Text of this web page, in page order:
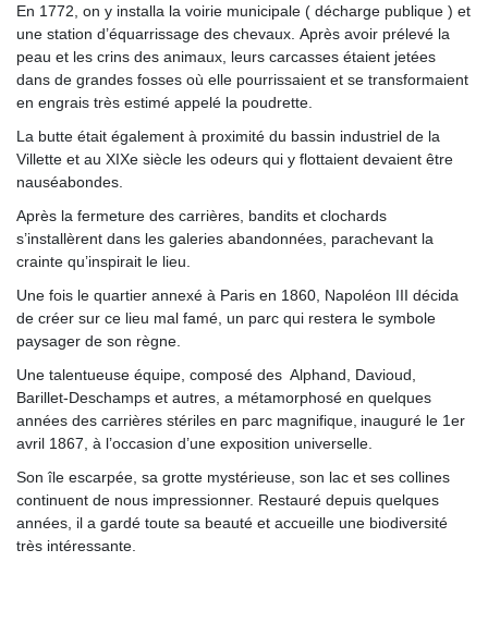
En 1772, on y installa la voirie municipale ( décharge publique ) et
une station d’équarrissage des chevaux. Après avoir prélevé la
peau et les crins des animaux, leurs carcasses étaient jetées
dans de grandes fosses où elle pourrissaient et se transformaient
en engrais très estimé appelé la poudrette.
La butte était également à proximité du bassin industriel de la
Villette et au XIXe siècle les odeurs qui y flottaient devaient être
nauséabondes.
Après la fermeture des carrières, bandits et clochards
s’installèrent dans les galeries abandonnées, parachevant la
crainte qu’inspirait le lieu.
Une fois le quartier annexé à Paris en 1860, Napoléon III décida
de créer sur ce lieu mal famé, un parc qui restera le symbole
paysager de son règne.
Une talentueuse équipe, composé des Alphand, Davioud,
Barillet-Deschamps et autres, a métamorphosé en quelques
années des carrières stériles en parc magnifique, inauguré le 1er
avril 1867, à l’occasion d’une exposition universelle.
Son île escarpée, sa grotte mystérieuse, son lac et ses collines
continuent de nous impressionner. Restauré depuis quelques
années, il a gardé toute sa beauté et accueille une biodiversité
très intéressante.